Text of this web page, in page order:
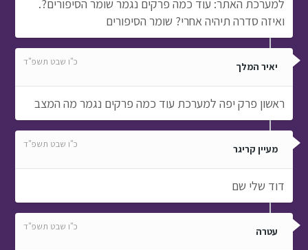
למערכת האתר: עוד כמה פרקים נגמר שומר הסיפורים?.
ואיזה סדרה תיהיה אחרי? שומר הסיפורים
יאיר המלך כ"ו שבט תשפ"ד
ראשון פרק יפה למערכת עוד כמה פרקים נגמר מה המצב
מעיין קריגר כ"ו שבט תשפ"ד
דוד שלי שם
עטרה כ"ו שבט תשפ"ד